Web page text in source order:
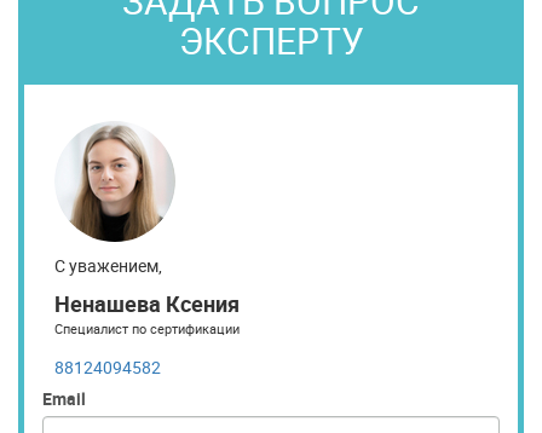
ЭКСПЕРТУ
С уважением,
Ненашева Ксения
Специалист по сертификации
88124094582
Email